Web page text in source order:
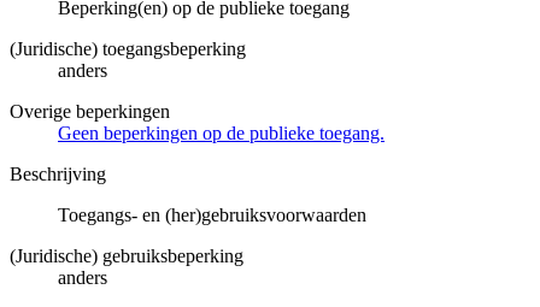
Beperking(en) op de publieke toegang
(Juridische) toegangsbeperking
anders
Overige beperkingen
Geen beperkingen op de publieke toegang.
Beschrijving
Toegangs- en (her)gebruiksvoorwaarden
(Juridische) gebruiksbeperking
anders